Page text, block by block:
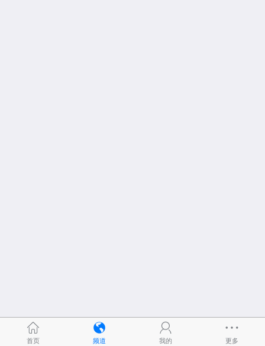
首页 频道 我的 更多